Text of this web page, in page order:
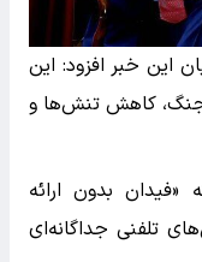
این خبر افزود: این
جنگ، کاهش تنش‌ها و
«فیدان بدون ارائه
تلفنی جداگانه‌ای